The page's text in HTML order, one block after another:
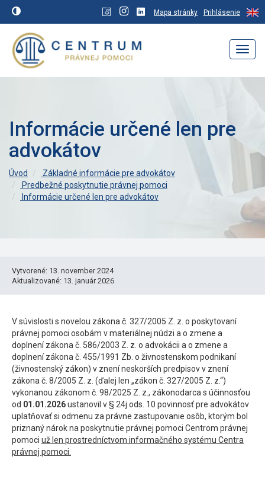
Mapa stránky Prihlásenie
Informácie určené len pre
advokátov
Úvod
Základné informácie pre advokátov
Predbežné poskytnutie právnej pomoci
Informácie určené len pre advokátov
Vytvorené: 13. november 2024
Aktualizované: 13. január 2026
V súvislosti s novelou zákona č. 327/2005 Z. z. o poskytovaní
právnej pomoci osobám v materiálnej núdzi a o zmene a
doplnení zákona č. 586/2003 Z. z. o advokácii a o zmene a
doplnení zákona č. 455/1991 Zb. o živnostenskom podnikaní
(živnostenský zákon) v znení neskorších predpisov v znení
zákona č. 8/2005 Z. z. (ďalej len „zákon č. 327/2005 Z. z.“)
vykonanou zákonom č. 98/2025 Z. z., zákonodarca s účinnosťou
od 01.01.2026ustanovil v § 24j ods. 10 povinnosť pre advokátov
uplatňovať si odmenu za právne zastupovanie osôb, ktorým bol
priznaný nárok na poskytnutie právnej pomoci Centrom právnej
pomoci už len prostredníctvom informačného systému Centra
právnej pomoci.